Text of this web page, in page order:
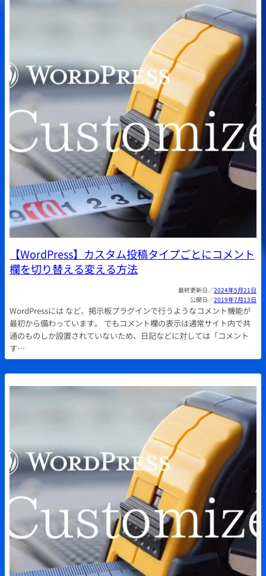
【WordPress】カスタム投稿タイプごとにコメント
欄を切り替える変える方法
2024年5月21日
2019年7月13日
WordPressには など、掲示板プラグインで行うようなコメント機能が
最初から備わっています。 でもコメント欄の表示は通常サイト内で共
通のものしか設置されていないため、日記などに対しては「コメント
す…